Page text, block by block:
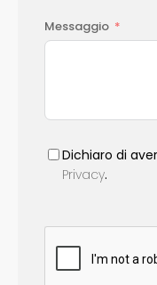
Messaggio
Dichiaro di
Privacy.